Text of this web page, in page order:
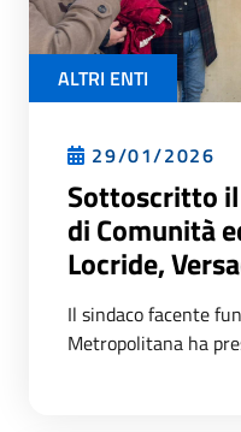
ALTRI ENTI
29/01/2026
Sottoscritto
di Comunità
Locride,
Il sindaco facente
Metropolitana ha